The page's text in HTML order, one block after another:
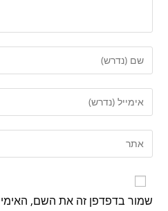
שמור בדפדפן זה את השם,